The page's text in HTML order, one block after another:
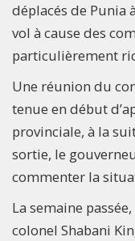
déplacés de Punia
vol à cause des
particulièrement
Une réunion du
tenue en début
provinciale, à la
sortie, le
commenter la
La semaine
colonel Shabani